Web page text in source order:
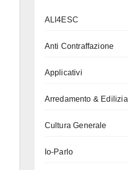
ALI4ESC
Anti Contraffazione
Applicativi
Arredamento & Edilizia
Cultura Generale
Io-Parlo